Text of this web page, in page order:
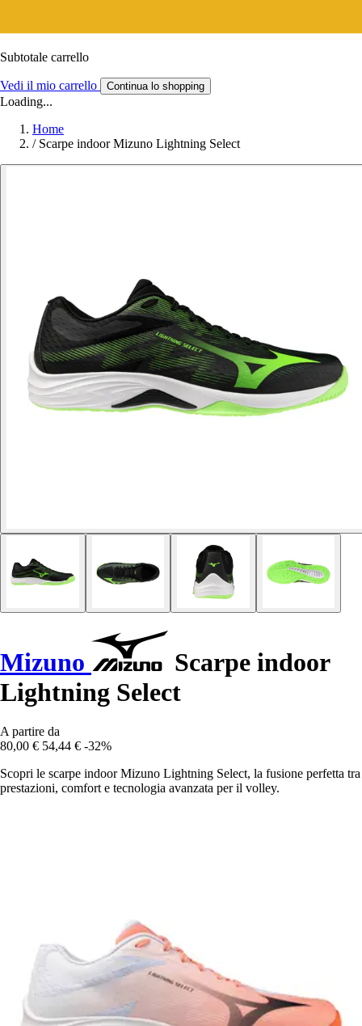
Subtotale carrello
Vedi il mio carrello Continua lo shopping
Loading...
Home
/ Scarpe indoor Mizuno Lightning Select
Mizuno
Scarpe indoor
Lightning Select
A partire da
80,00 € 54,44 € -32%
Scopri le scarpe indoor Mizuno Lightning Select, la fusione perfetta tra
prestazioni, comfort e tecnologia avanzata per il volley.